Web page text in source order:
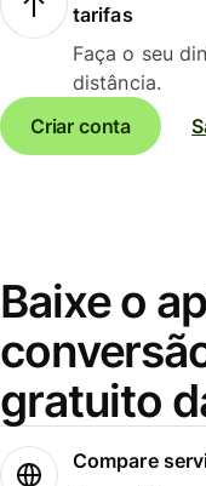
tarifas
Faça o seu
distância.
Criar conta
Baixe o
gratuito
Compare